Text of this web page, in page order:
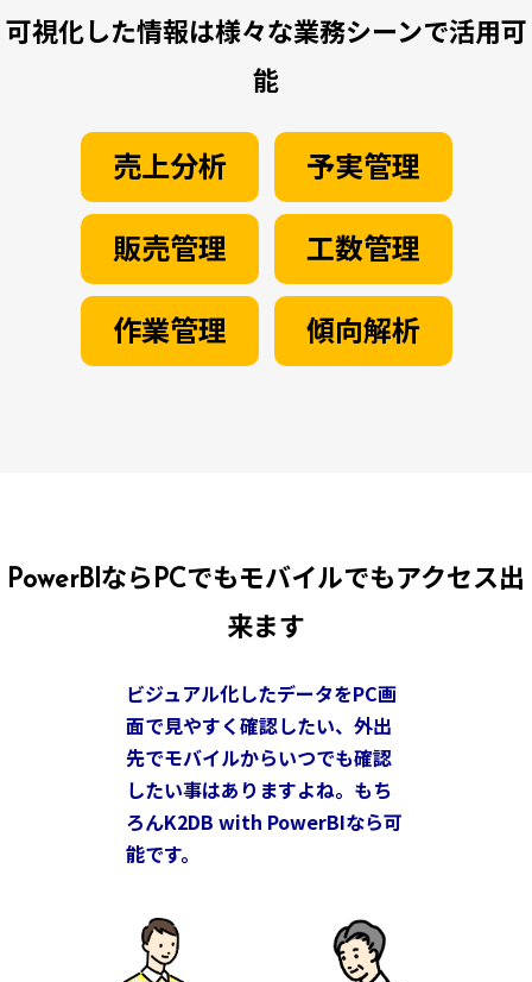
可視化した情報は様々な業務シーンで活用可
能
売上分析
予実管理
販売管理
工数管理
作業管理
傾向解析
PowerBIならPCでもモバイルでもアクセス出
来ます
ビジュアル化したデータをPC画
面で見やすく確認したい、外出
先でモバイルからいつでも確認
したい事はありますよね。もち
ろんK2DB with PowerBIなら可
能です。